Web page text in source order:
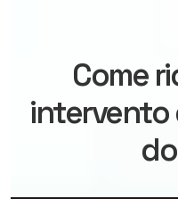
Come
intervento